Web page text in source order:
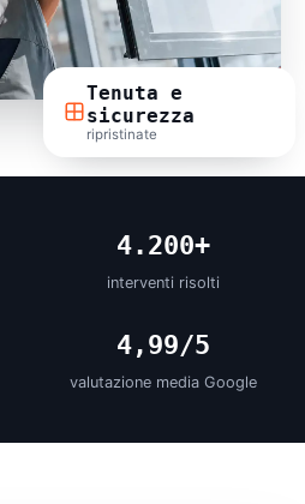
Tenuta e
sicurezza
ripristinate
4.200+
interventi risolti
4,99/5
valutazione media Google